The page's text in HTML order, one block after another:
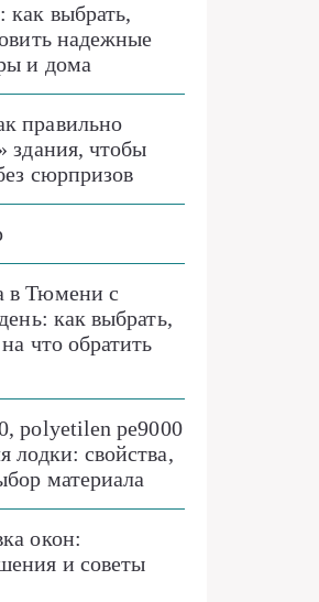
выбрать,
надежные
и дома
правильно
здания, чтобы
сюрпризов
в Тюмени с
как выбрать,
что обратить
polyetilen pe9000
лодки: свойства,
материала
окон:
и советы